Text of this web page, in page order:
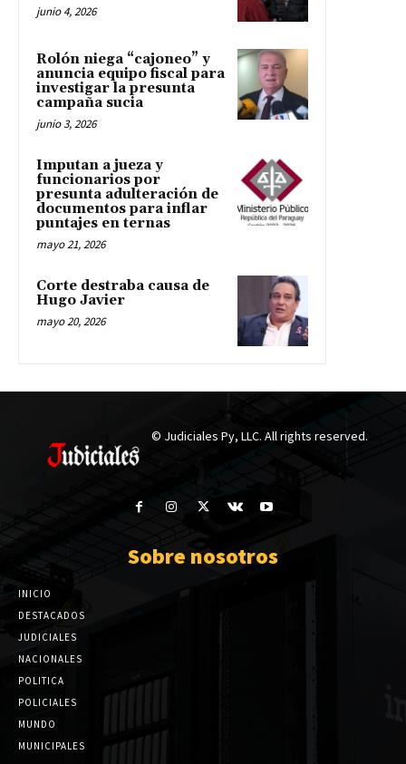
junio 4, 2026
Rolón niega “cajoneo” y
anuncia equipo fiscal para
investigar la presunta
campaña sucia
junio 3, 2026
Imputan a jueza y
funcionarios por
presunta adulteración de
documentos para inflar
puntajes en ternas
mayo 21, 2026
Corte destraba causa de
Hugo Javier
mayo 20, 2026
© Judiciales Py, LLC. All rights reserved.
Sobre nosotros
INICIO
DESTACADOS
JUDICIALES
NACIONALES
POLITICA
POLICIALES
MUNDO
MUNICIPALES